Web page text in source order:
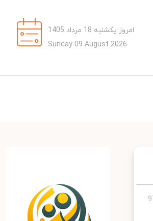
امروز یکشنبه 18 مرداد 1405
Sunday 09 August 2026